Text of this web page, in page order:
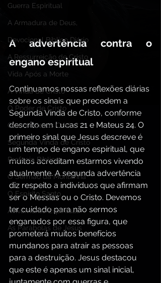
Guerra Espiritual
A Armadura de Deus,
Devocional Bíblico Diário
A Ressurreição de Cristo
Vida Após a Morte
A Vinda de Cristo
O Poder de Cristo
Quem é Jesus Cristo?
Segunda Vinda de Cristo
Profecia Bíblica
O Sermão da Montanha
O Espírito Santo
Avivamento Espiritual
As Parábolas de Jesus
A advertência contra o
engano espiritual
Continuamos nossas reflexões diárias
sobre os sinais que precedem a
Segunda Vinda de Cristo, conforme
descrito em Lucas 21 e Mateus 24. O
primeiro sinal que Jesus descreve é
um tempo de engano espiritual, que
muitos acreditam estarmos vivendo
atualmente. A segunda advertência
diz respeito a indivíduos que afirmam
ser o Messias ou o Cristo. Devemos
ter cuidado para não sermos
enganados por essa figura, que
prometerá muitos benefícios
mundanos para atrair as pessoas
para a destruição. Jesus destacou
que este é apenas um sinal inicial,